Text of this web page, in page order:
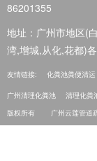
86201355
地址：广州市地区(
湾,增城,从化,花都)
友情链接: 化粪池粪便清运
广州清理化粪池 清理化粪
版权所有
广州云莲管道